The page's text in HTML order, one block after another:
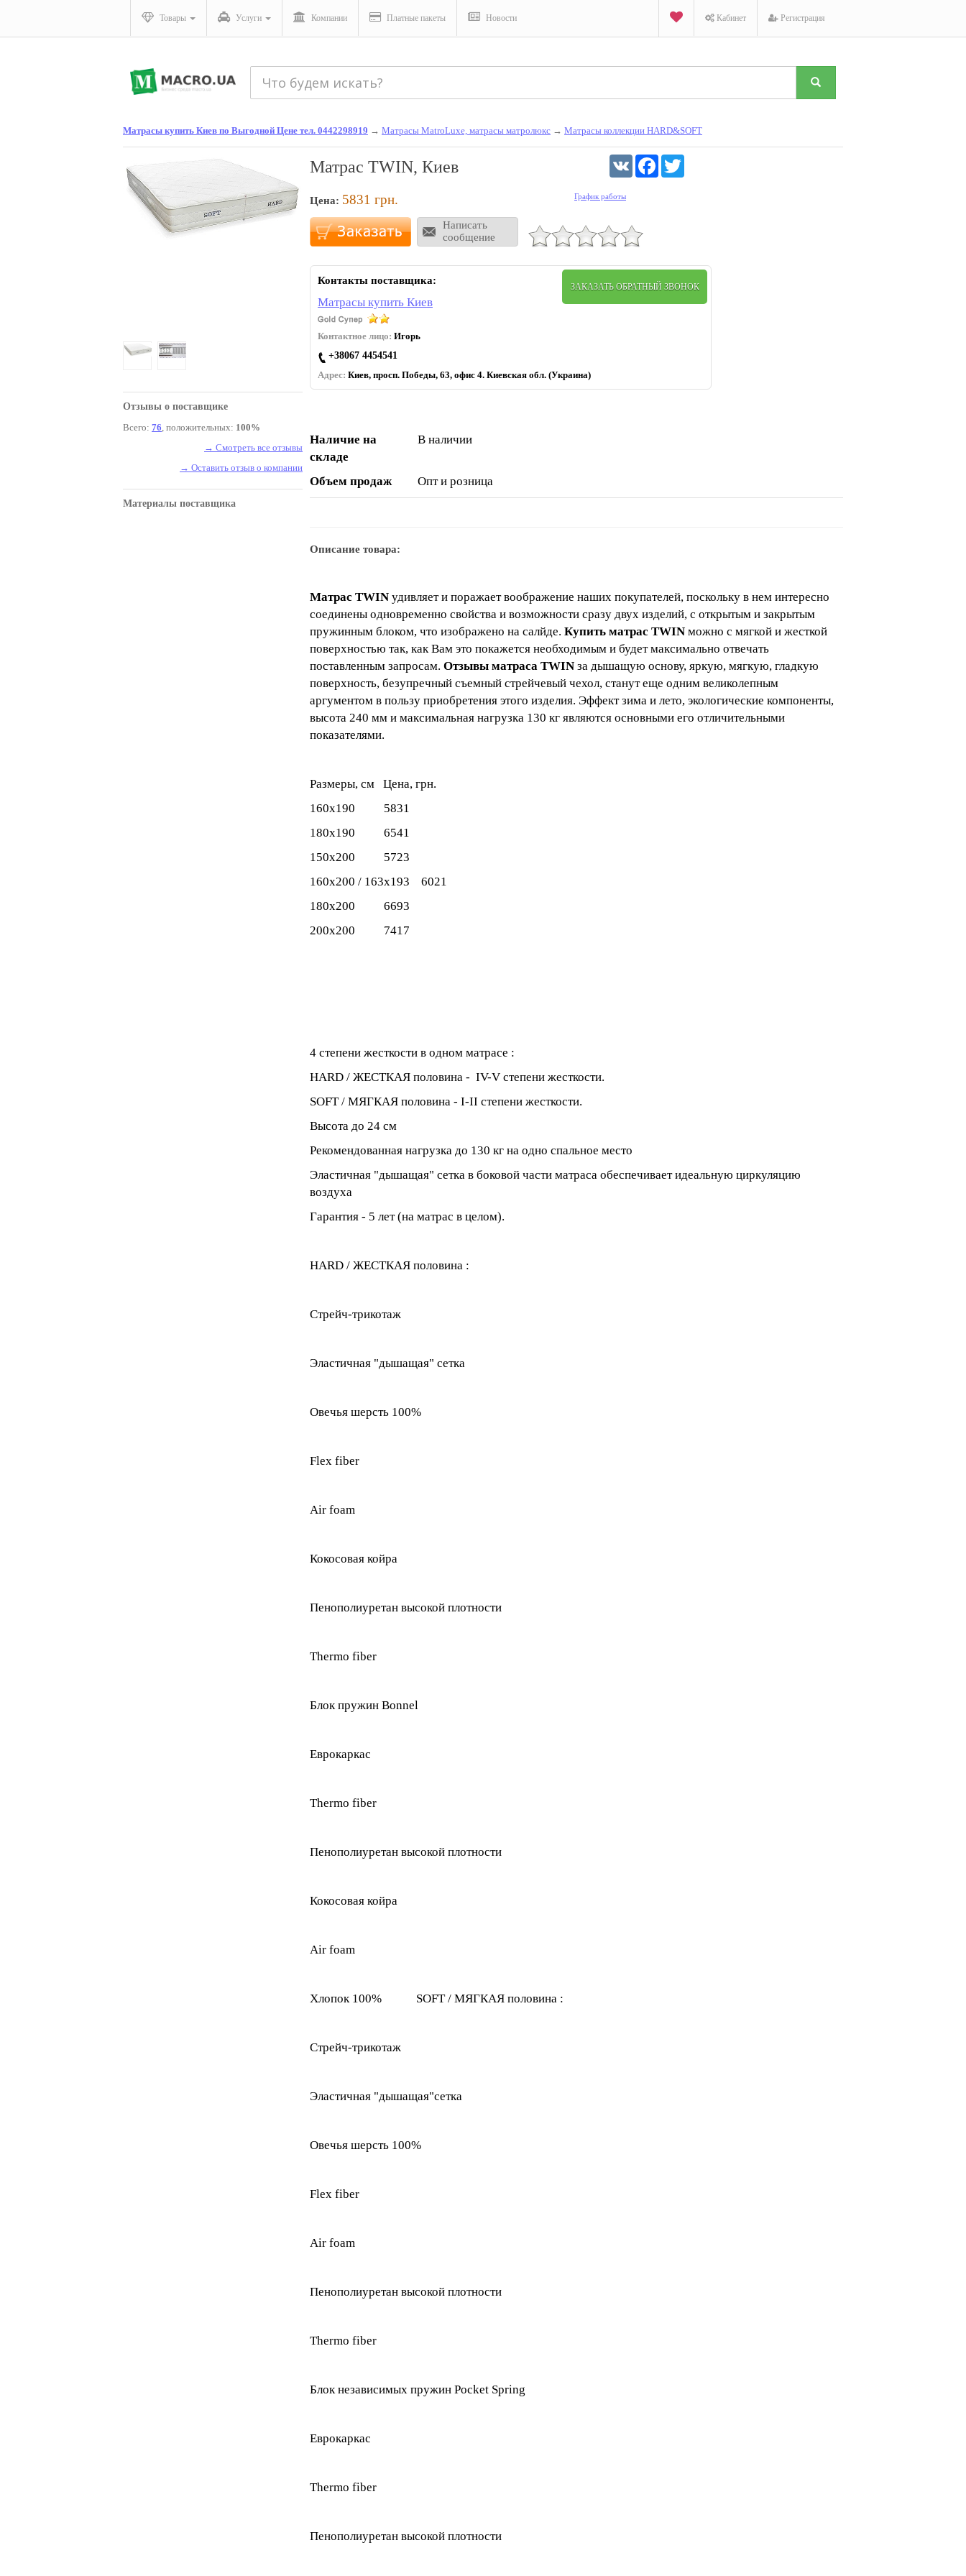
Товары Услуги Компании Платные пакеты Новости Кабинет Регистрация
Матрасы купить Киев по Выгодной Цене тел. 0442298919 → Матрасы MatroLuxe, матрасы матролюкс → Матрасы коллекции HARD&SOFT
Отзывы о поставщике
Всего: 76, положительных: 100%
→ Смотреть все отзывы
→ Оставить отзыв о компании
Материалы поставщика
Матрас TWIN, Киев
Цена: 5831 грн.
Написать
сообщение
График работы
VK Facebook
Контакты поставщика:
Матрасы купить Киев
Контактное лицо: Игорь
+38067 4454541
Адрес: Киев, просп. Победы, 63, офис 4. Киевская обл. (Украина)
ЗАКАЗАТЬ ОБРАТНЫЙ ЗВОНОК
Наличие на
складе
В наличии
Объем продаж Опт и розница
Описание товара:
Матрас TWIN удивляет и поражает воображение наших покупателей, поскольку в нем интересно
соединены одновременно свойства и возможности сразу двух изделий, с открытым и закрытым
пружинным блоком, что изображено на салйде. Купить матрас TWIN можно с мягкой и жесткой
поверхностью так, как Вам это покажется необходимым и будет максимально отвечать
поставленным запросам. Отзывы матраса TWIN за дышащую основу, яркую, мягкую, гладкую
поверхность, безупречный съемный стрейчевый чехол, станут еще одним великолепным
аргументом в пользу приобретения этого изделия. Эффект зима и лето, экологические компоненты,
высота 240 мм и максимальная нагрузка 130 кг являются основными его отличительными
показателями.
Размеры, см Цена, грн.
160х190 5831
180х190 6541
150х200 5723
160х200 / 163х193 6021
180х200 6693
200х200 7417
4 степени жесткости в одном матрасе :
HARD / ЖЕСТКАЯ половина - IV-V степени жесткости.
SOFT / МЯГКАЯ половина - I-II степени жесткости.
Высота до 24 см
Рекомендованная нагрузка до 130 кг на одно спальное место
Эластичная "дышащая" сетка в боковой части матраса обеспечивает идеальную циркуляцию
воздуха
Гарантия - 5 лет (на матрас в целом).
HARD / ЖЕСТКАЯ половина :
Стрейч-трикотаж
Эластичная "дышащая" сетка
Овечья шерсть 100%
Flex fiber
Air foam
Кокосовая койра
Пенополиуретан высокой плотности
Thermo fiber
Блок пружин Bonnel
Еврокаркас
Thermo fiber
Пенополиуретан высокой плотности
Кокосовая койра
Air foam
Хлопок 100% SOFT / МЯГКАЯ половина :
Стрейч-трикотаж
Эластичная "дышащая"сетка
Овечья шерсть 100%
Flex fiber
Air foam
Пенополиуретан высокой плотности
Thermo fiber
Блок независимых пружин Pocket Spring
Еврокаркас
Thermo fiber
Пенополиуретан высокой плотности